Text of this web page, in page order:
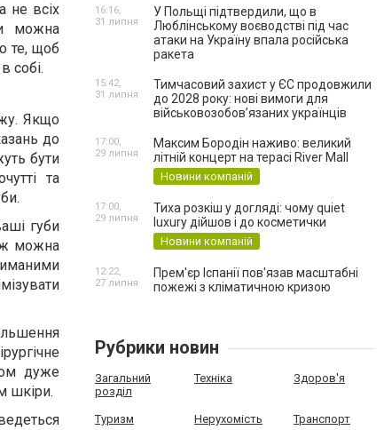
не всіх
можна
те, щоб
собі.
Якщо
до
бути
та
губи
можна
дуже
шкіри.
У Польщі підтвердили, що в
Люблінському воєводстві під час
атаки на Україну впала російська
ракета
16:16,
31 липня
Тимчасовий захист у ЄС продовжили
до 2028 року: нові вимоги для
військовозобов’язаних українців
15:42,
31 липня
Максим Бородін наживо: великий
літній концерт на терасі River Mall
Новини компаній
17:00,
29 липня
Тиха розкіш у догляді: чому quiet
luxury дійшов і до косметички
Новини компаній
17:00,
29 липня
Прем'єр Іспанії пов'язав масштабні
пожежі з кліматичною кризою
12:22,
27 липня
Рубрики новин
Загальний
розділ
Техніка Здоров'я
Туризм Нерухомість Транспорт